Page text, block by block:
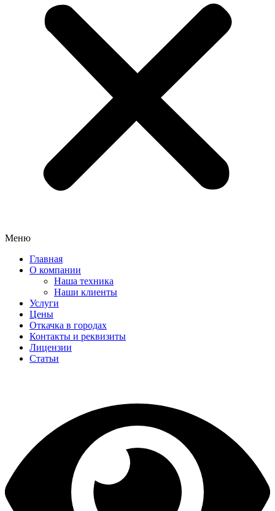
Меню
Главная
О компании
Наша техника
Наши клиенты
Услуги
Цены
Откачка в городах
Контакты и реквизиты
Лицензии
Статьи